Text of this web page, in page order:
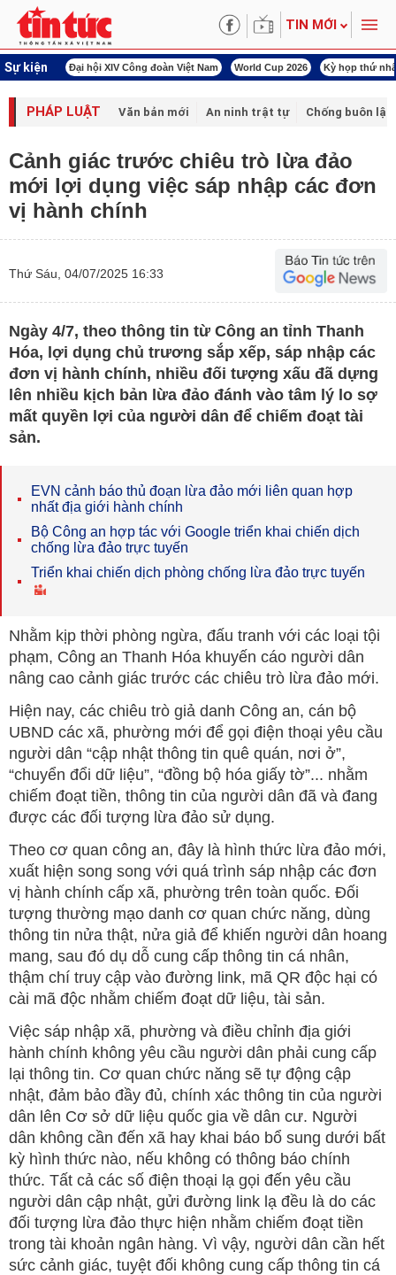
TIN MỚI
Sự kiện
ngày đêm Đại hội XIV Công đoàn Việt Nam World Cup 2026 Kỳ họp thứ
PHÁP LUẬT Văn bản mới An ninh trật tự Chống buôn
Cảnh giác trước chiêu trò lừa đảo
mới lợi dụng việc sáp nhập các đơn
vị hành chính
Thứ Sáu, 04/07/2025 16:33
Ngày 4/7, theo thông tin từ Công an tỉnh Thanh
Hóa, lợi dụng chủ trương sắp xếp, sáp nhập các
đơn vị hành chính, nhiều đối tượng xấu đã dựng
lên nhiều kịch bản lừa đảo đánh vào tâm lý lo sợ
mất quyền lợi của người dân để chiếm đoạt tài
sản.
EVN cảnh báo thủ đoạn lừa đảo mới liên quan hợp
nhất địa giới hành chính
Bộ Công an hợp tác với Google triển khai chiến dịch
chống lừa đảo trực tuyến
Triển khai chiến dịch phòng chống lừa đảo trực tuyến
Nhằm kịp thời phòng ngừa, đấu tranh với các loại tội
phạm, Công an Thanh Hóa khuyến cáo người dân
nâng cao cảnh giác trước các chiêu trò lừa đảo mới.
Hiện nay, các chiêu trò giả danh Công an, cán bộ
UBND các xã, phường mới để gọi điện thoại yêu cầu
người dân “cập nhật thông tin quê quán, nơi ở”,
“chuyển đổi dữ liệu”, “đồng bộ hóa giấy tờ”... nhằm
chiếm đoạt tiền, thông tin của người dân đã và đang
được các đối tượng lừa đảo sử dụng.
Theo cơ quan công an, đây là hình thức lừa đảo mới,
xuất hiện song song với quá trình sáp nhập các đơn
vị hành chính cấp xã, phường trên toàn quốc. Đối
tượng thường mạo danh cơ quan chức năng, dùng
thông tin nửa thật, nửa giả để khiến người dân hoang
mang, sau đó dụ dỗ cung cấp thông tin cá nhân,
thậm chí truy cập vào đường link, mã QR độc hại có
cài mã độc nhằm chiếm đoạt dữ liệu, tài sản.
Việc sáp nhập xã, phường và điều chỉnh địa giới
hành chính không yêu cầu người dân phải cung cấp
lại thông tin. Cơ quan chức năng sẽ tự động cập
nhật, đảm bảo đầy đủ, chính xác thông tin của người
dân lên Cơ sở dữ liệu quốc gia về dân cư. Người
dân không cần đến xã hay khai báo bổ sung dưới bất
kỳ hình thức nào, nếu không có thông báo chính
thức. Tất cả các số điện thoại lạ gọi đến yêu cầu
người dân cập nhật, gửi đường link lạ đều là do các
đối tượng lừa đảo thực hiện nhằm chiếm đoạt tiền
trong tài khoản ngân hàng. Vì vậy, người dân cần hết
sức cảnh giác, tuyệt đối không cung cấp thông tin cá